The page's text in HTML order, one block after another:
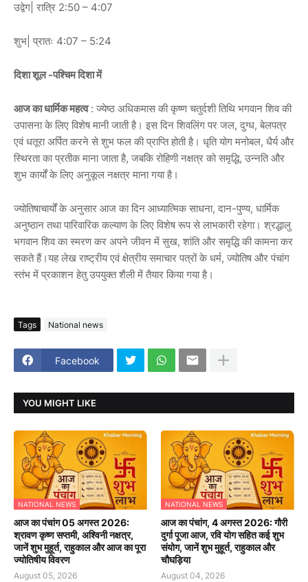
उद्वेग| रात्रि 2:50 – 4:07
शुभ| प्रातः 4:07 – 5:24
दिशा शूल -पश्चिम दिशा में
आज का धार्मिक महत्व: ज्येष्ठ अधिकमास की कृष्ण चतुर्दशी तिथि भगवान शिव की
उपासना के लिए विशेष मानी जाती है। इस दिन शिवलिंग पर जल, दुग्ध, बेलपत्र
एवं धतूरा अर्पित करने से शुभ फल की प्राप्ति होती है। धृति योग मनोबल, धैर्य और
स्थिरता का प्रतीक माना जाता है, जबकि रोहिणी नक्षत्र को समृद्धि, उन्नति और
शुभ कार्यों के लिए अनुकूल नक्षत्र माना गया है।
ज्योतिषाचार्यों के अनुसार आज का दिन आध्यात्मिक साधना, दान-पुण्य, धार्मिक
अनुष्ठान तथा पारिवारिक कल्याण के लिए विशेष रूप से लाभकारी रहेगा। श्रद्धालु
भगवान शिव का स्मरण कर अपने जीवन में सुख, शांति और समृद्धि की कामना कर
सकते हैं।यह लेख राष्ट्रीय एवं क्षेत्रीय समाचार पत्रों के धर्म, ज्योतिष और पंचांग
स्तंभ में प्रकाशन हेतु उपयुक्त शैली में तैयार किया गया है।
Tags National news
Facebook
YOU MIGHT LIKE
NATIONAL NEWS
आज का पंचांग 05 अगस्त 2026:
श्रावण कृष्ण सप्तमी, अश्विनी नक्षत्र,
जानें शुभ मुहूर्त, राहुकाल और आज का पूरा
ज्योतिषीय विवरण
August 05, 2026
NATIONAL NEWS
आज का पंचांग, 4 अगस्त 2026: गौरी
दुर्गा पूजा आज, रवि योग सहित कई शुभ
संयोग, जानें शुभ मुहूर्त, राहुकाल और
चौघड़िया
August 04, 2026